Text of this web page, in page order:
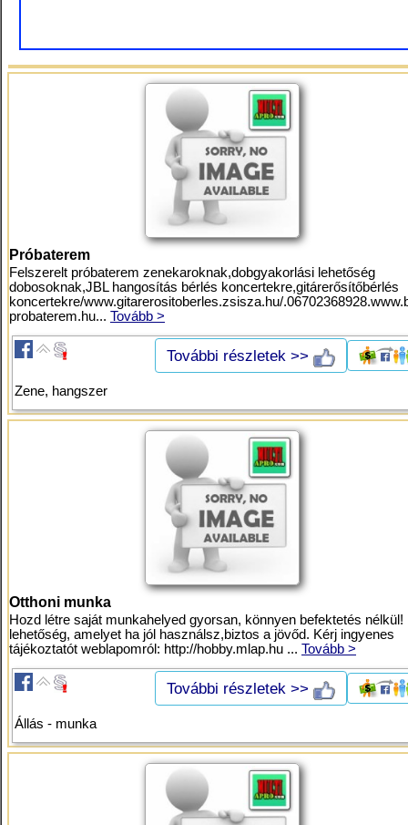
Próbaterem
Felszerelt próbaterem zenekaroknak,dobgyakorlási lehetőség
dobosoknak,JBL hangosítás bérlés koncertekre,gitárerősítőbérlés
koncertekre/www.gitarerositoberles.zsisza.hu/
probaterem.hu... Tovább >
További részletek >>
Zene, hangszer
Otthoni munka
Hozd létre saját munkahelyed gyorsan, könnyen befektetés nélkül!
lehetőség, amelyet ha jól használsz,biztos a jövőd. Kérj ingyenes
tájékoztatót weblapomról: http://hobby.mlap.hu ... Tovább >
További részletek >>
Állás - munka